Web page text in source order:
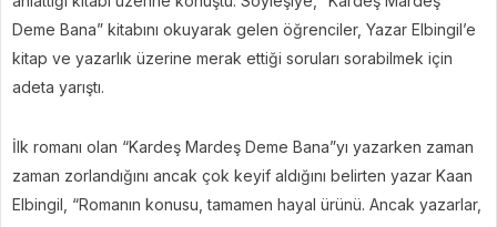
Deme Bana” kitabını okuyarak gelen öğrenciler, Yazar Elbingil’e
kitap ve yazarlık üzerine merak ettiği soruları sorabilmek için
adeta yarıştı.
İlk romanı olan “Kardeş Mardeş Deme Bana”yı yazarken zaman
zaman zorlandığını ancak çok keyif aldığını belirten yazar Kaan
Elbingil, “Romanın konusu, tamamen hayal ürünü. Ancak yazarlar,